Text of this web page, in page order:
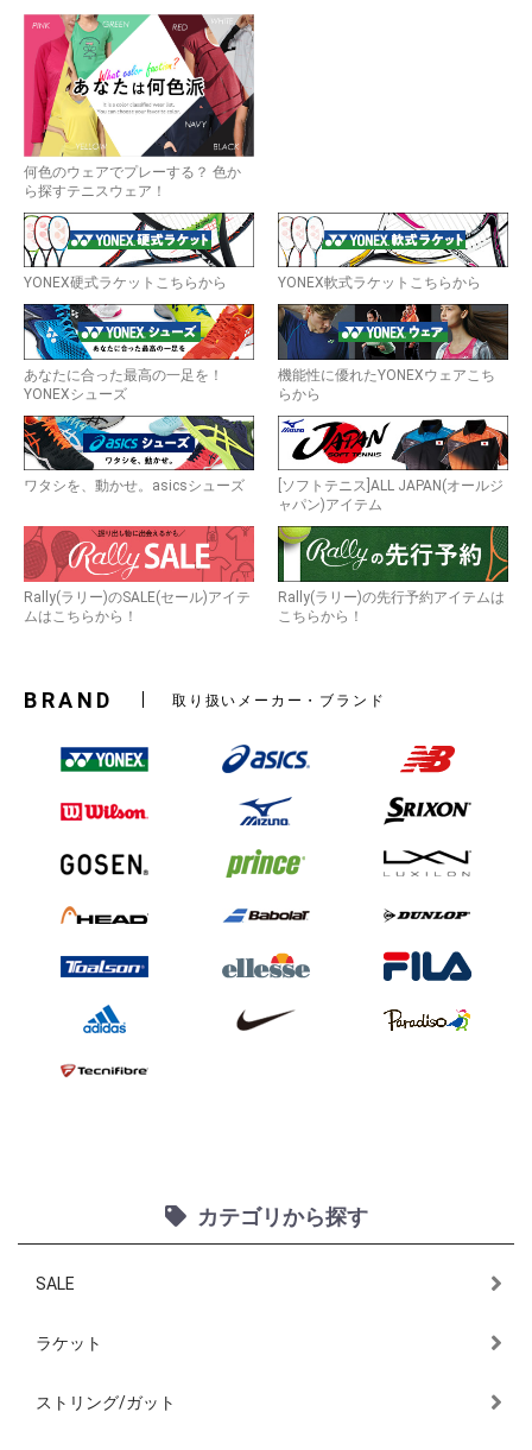
何色のウェアでプレーする？ 色か
ら探すテニスウェア！
YONEX硬式ラケットこちらから YONEX軟式ラケットこちらから
あなたに合った最高の一足を！
YONEXシューズ
機能性に優れたYONEXウェアこち
らから
ワタシを、動かせ。asicsシューズ
[ソフトテニス]ALL JAPAN(オールジ
ャパン)アイテム
Rally(ラリー)のSALE(セール)アイテ
ムはこちらから！
Rally(ラリー)の先行予約アイテムは
こちらから！
BRAND 取り扱いメーカー・ブランド
カテゴリから探す
SALE
ラケット
ストリング/ガット